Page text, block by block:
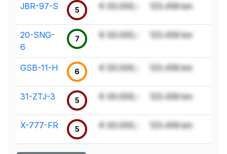
JBR-97-S 5 € 00.000,- 123.456 km
20-SNG-
6
7 € 00.000,- 123.456 km
GSB-11-H 6 € 00.000,- 123.456 km
31-ZTJ-3 5 € 00.000,- 123.456 km
X-777-FR 5 € 00.000,- 123.456 km